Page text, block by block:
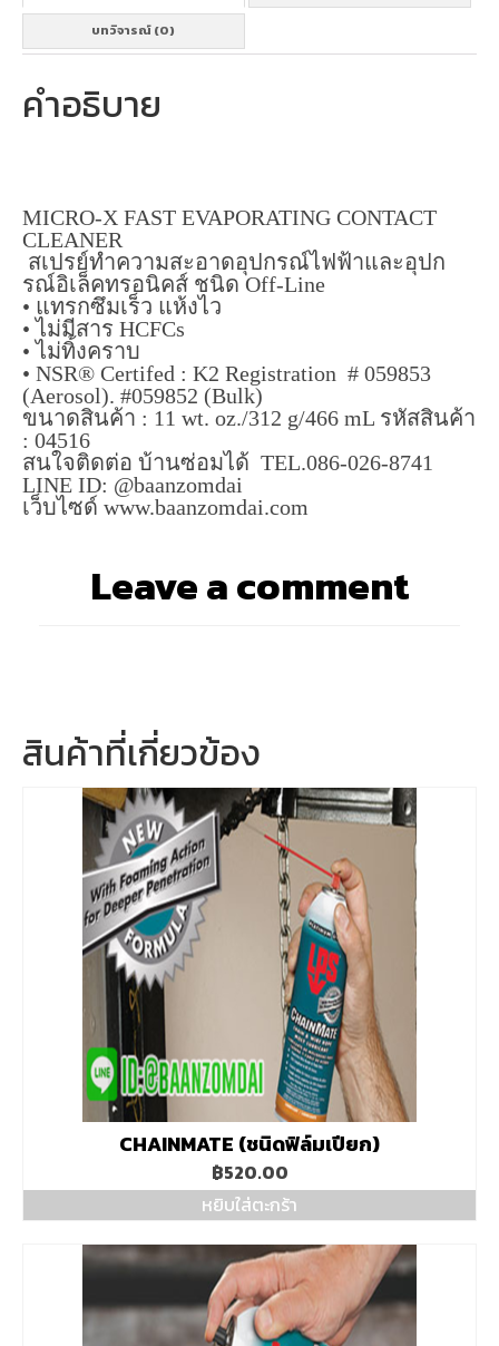
บทวิจารณ์ (0)
คำอธิบาย
MICRO-X FAST EVAPORATING CONTACT
CLEANER
สเปรย์ทำความสะอาดอุปกรณ์ไฟฟ้าและอุปก
รณ์อิเล็คทรอนิคส์ ชนิด Off-Line
• แทรกซึมเร็ว แห้งไว
• ไม่มีสาร HCFCs
• ไม่ทิ้งคราบ
• NSR® Certifed : K2 Registration # 059853
(Aerosol). #059852 (Bulk)
ขนาดสินค้า : 11 wt. oz./312 g/466 mL รหัสสินค้า
: 04516
สนใจติดต่อ บ้านซ่อมได้ TEL.086-026-8741
LINE ID: @baanzomdai
เว็บไซด์ www.baanzomdai.com
Leave a comment
สินค้าที่เกี่ยวข้อง
CHAINMATE (ชนิดฟิล์มเปียก)
฿520.00
หยิบใส่ตะกร้า